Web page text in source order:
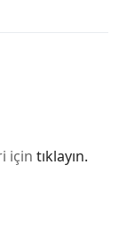
için tıklayın.